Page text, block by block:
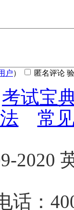
户） 匿名评论
考试宝
常
2020
话：